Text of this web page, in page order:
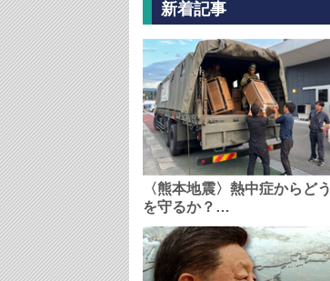
新着記事
〈熊本地震〉熱中症からど
を守るか？…